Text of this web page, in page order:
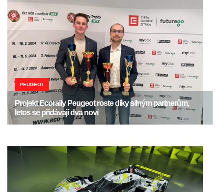
PEUGEOT
Projekt Ecorally Peugeot roste díky silným partnerům,
letos se přidávají dva noví